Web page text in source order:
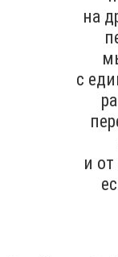
на
с
и